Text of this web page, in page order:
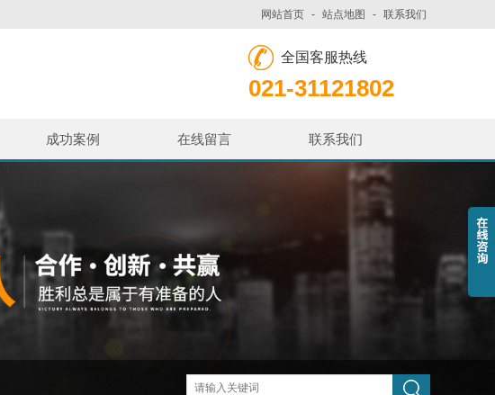
网站首页 - 站点地图 - 联系我们
全国客服热线
021-31121802
成功案例 在线留言 联系我们